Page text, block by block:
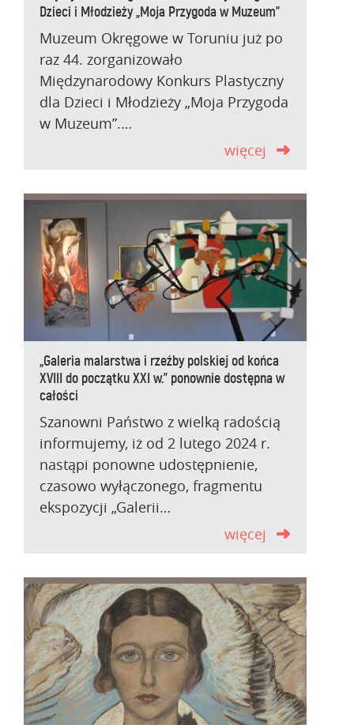
Dzieci i Młodzieży „Moja Przygoda w Muzeum”
Muzeum Okręgowe w Toruniu już po
raz 44. zorganizowało
Międzynarodowy Konkurs Plastyczny
dla Dzieci i Młodzieży „Moja Przygoda
w Muzeum”.…
więcej
„Galeria malarstwa i rzeźby polskiej od końca
XVIII do początku XXI w.” ponownie dostępna w
całości
Szanowni Państwo z wielką radością
informujemy, iż od 2 lutego 2024 r.
nastąpi ponowne udostępnienie,
czasowo wyłączonego, fragmentu
ekspozycji „Galerii…
więcej